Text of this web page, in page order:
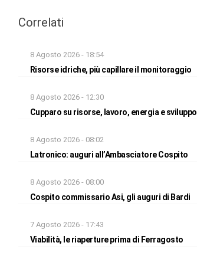
Correlati
8 Agosto 2026 - 18:54
Risorse idriche, più capillare il monitoraggio
8 Agosto 2026 - 12:30
Cupparo su risorse, lavoro, energia e sviluppo
8 Agosto 2026 - 08:02
Latronico: auguri all’Ambasciatore Cospito
8 Agosto 2026 - 08:00
Cospito commissario Asi, gli auguri di Bardi
7 Agosto 2026 - 17:43
Viabilità, le riaperture prima di Ferragosto